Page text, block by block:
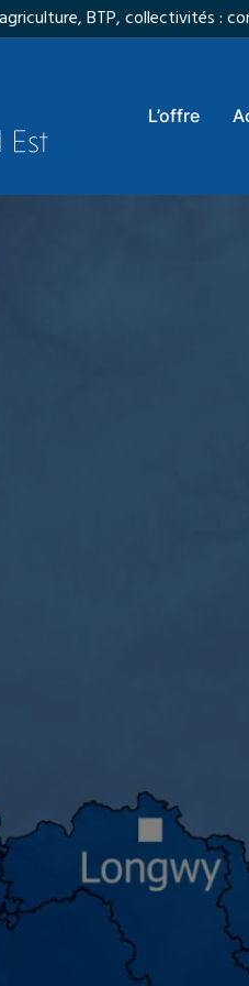
BTP, collectivités :
L’offre